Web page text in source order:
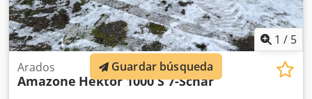
1 / 5
Arados
Amazone Hektor 1000 S 7-Schar
Guardar búsqueda